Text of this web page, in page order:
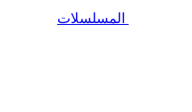
المسلسلات